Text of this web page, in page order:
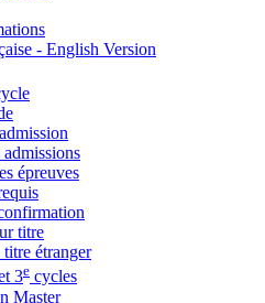
- English Version
admissions
épreuves
titre
étranger
3e cycles
Master